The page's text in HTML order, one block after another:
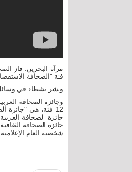
مرآة البحرين: فاز
فئة "الصحافة
ونشر نشطاء في وسائل التواصل الاجتماعي
12 فئة، هي "جائزة
جائزة الصحافة
جائزة الصحافة
شخصية العام